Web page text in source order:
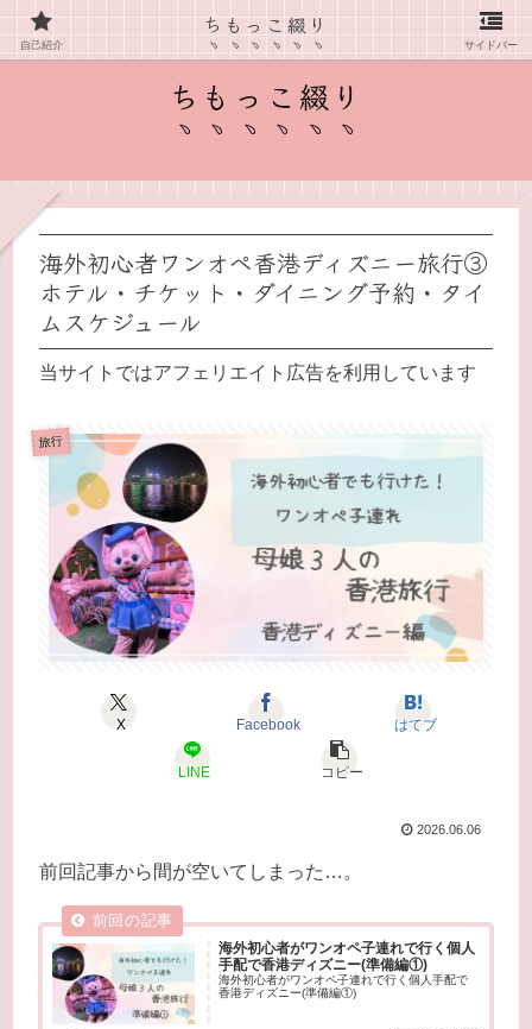
愛知県在住主婦の子育て情報ブログ
ちもっこ綴り
海外初心者ワンオペ香港ディズニー旅行③
ホテル・チケット・ダイニング予約・タイ
ムスケジュール
当サイトではアフェリエイト広告を利用しています
旅行
X Facebook はてブ
LINE コピー
2026.06.06
前回記事から間が空いてしまった…。
海外初心者がワンオペ子連れで行く個人
手配で香港ディズニー(準備編①)
海外初心者がワンオペ子連れで行く個人手配で
香港ディズニー(準備編①)
自己紹介
ちもっこ綴り
サイドバー